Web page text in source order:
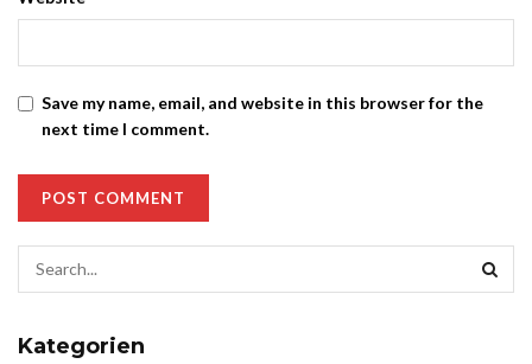
Save my name, email, and website in this browser for the
next time I comment.
Kategorien